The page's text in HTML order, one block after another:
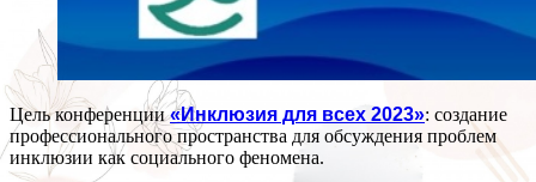
Цель конференции«Инклюзия для всех 2023»: создание
профессионального пространства для обсуждения проблем
инклюзии как социального феномена.